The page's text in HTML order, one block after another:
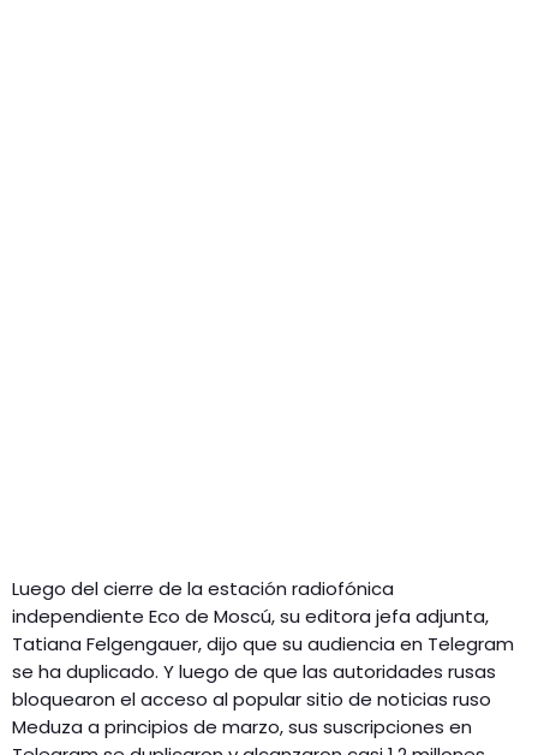
Luego del cierre de la estación radiofónica
independiente Eco de Moscú, su editora jefa adjunta,
Tatiana Felgengauer, dijo que su audiencia en Telegram
se ha duplicado. Y luego de que las autoridades rusas
bloquearon el acceso al popular sitio de noticias ruso
Meduza a principios de marzo, sus suscripciones en